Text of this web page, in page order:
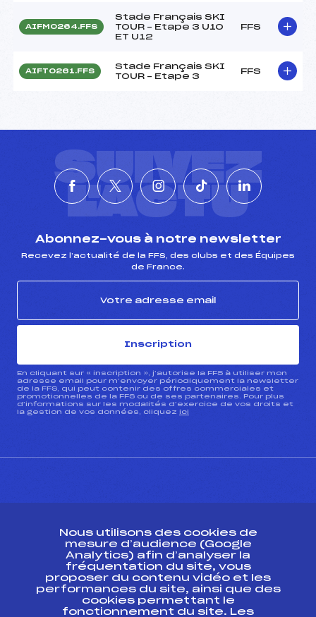
AIFM0264.FFS
Stade Français SKI
TOUR – Etape 3 U10
ET U12
FFS
AIFT0261.FFS
Stade Français SKI
TOUR – Etape 3
FFS
SUIVEZ
L'ACTU
Abonnez-vous à notre newsletter
Recevez l’actualité de la FFS, des clubs et des Équipes
de France.
Inscription
En cliquant sur « inscription », j’autorise la FFS à utiliser mon
adresse email pour m’envoyer périodiquement la newsletter
de la FFS, qui peut contenir des offres commerciales et
promotionnelles de la FFS ou de ses partenaires. Pour plus
d’informations sur les modalités d’exercice de vos droits et
la gestion de vos données, cliquez ici
ESPACE PRESSE
Ressources
Pass’Neige
Projet sportif fédéral
Nous utilisons des cookies de
mesure d’audience (Google
Analytics) afin d’analyser la
fréquentation du site, vous
proposer du contenu vidéo et les
performances du site, ainsi que des
cookies permettant le
fonctionnement du site. Les